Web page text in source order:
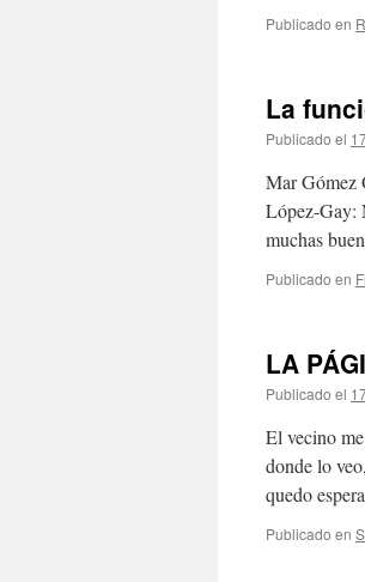
Publicado en
La
Publicado el
Mar Gómez
López-Gay:
muchas
Publicado en
LA
Publicado el
El vecino
donde lo
quedo
Publicado en